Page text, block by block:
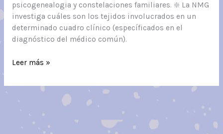
psicogenealogia y constelaciones familiares. ❇️ La NMG
investiga cuáles son los tejidos involucrados en un
determinado cuadro clínico (específicados en el
diagnóstico del médico común).
TERATOMA
Y
DECODIFICACIÓN
Leer más »